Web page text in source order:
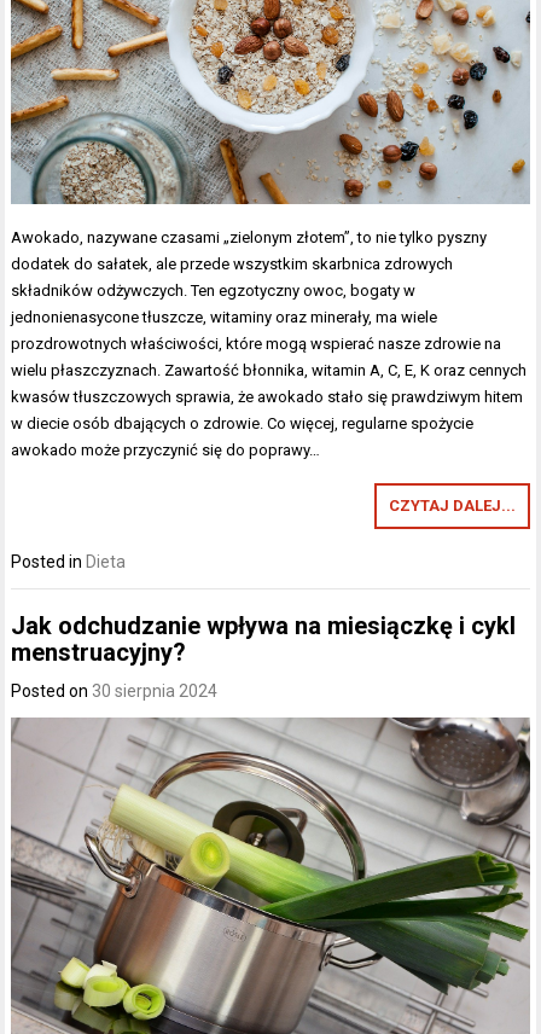
Awokado, nazywane czasami „zielonym złotem”, to nie tylko pyszny
dodatek do sałatek, ale przede wszystkim skarbnica zdrowych
składników odżywczych. Ten egzotyczny owoc, bogaty w
jednonienasycone tłuszcze, witaminy oraz minerały, ma wiele
prozdrowotnych właściwości, które mogą wspierać nasze zdrowie na
wielu płaszczyznach. Zawartość błonnika, witamin A, C, E, K oraz cennych
kwasów tłuszczowych sprawia, że awokado stało się prawdziwym hitem
w diecie osób dbających o zdrowie. Co więcej, regularne spożycie
awokado może przyczynić się do poprawy…
CZYTAJ DALEJ...
Posted in Dieta
Jak odchudzanie wpływa na miesiączkę i cykl
menstruacyjny?
Posted on 30 sierpnia 2024